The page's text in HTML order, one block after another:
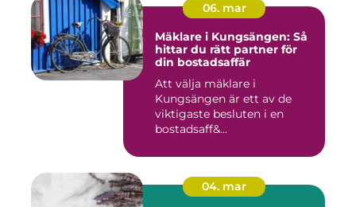
06. mar
Mäklare i Kungsängen: Så
hittar du rätt partner för
din bostadsaffär
Att välja mäklare i
Kungsängen är ett av de
viktigaste besluten i en
bostadsaff&...
04. mar